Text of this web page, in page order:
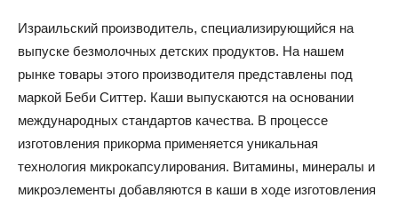
Израильский производитель, специализирующийся на
выпуске безмолочных детских продуктов. На нашем
рынке товары этого производителя представлены под
маркой Беби Ситтер. Каши выпускаются на основании
международных стандартов качества. В процессе
изготовления прикорма применяется уникальная
технология микрокапсулирования. Витамины, минералы и
микроэлементы добавляются в каши в ходе изготовления